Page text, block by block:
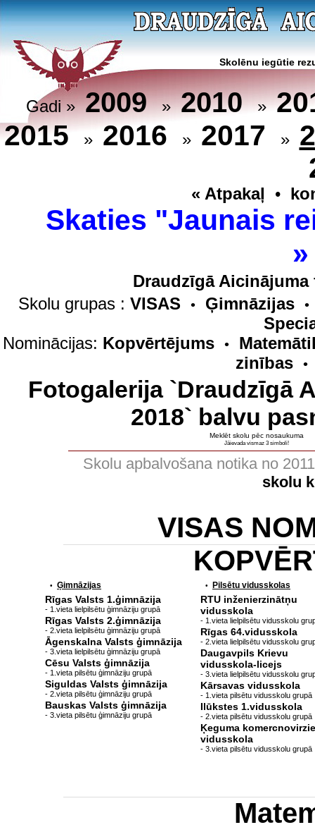
Skolēnu iegūtie
Gadi »2009 »2010 »
2015
» 2016 » 2017 »
« Atpakaļ •
Skaties "Jaunais
Draudzīgā
Skolu grupas : VISAS • Ģimnāzijas •
Nominācijas: Kopvērtējums •
zinības
•
Fotogalerija `Draudzīgā
2018` balvu
Meklēt skolu pēc nosaukuma
Jāievada vismaz 3 simboli!
Skolu apbalvošana notika no
skolu
VISAS
• Ģimnāzijas
Rīgas Valsts 1.ģimnāzija
- 1.vieta lielpilsētu ģimnāziju grupā
Rīgas Valsts 2.ģimnāzija
- 2.vieta lielpilsētu ģimnāziju grupā
Āgenskalna Valsts ģimnāzija
- 3.vieta lielpilsētu ģimnāziju grupā
Cēsu Valsts ģimnāzija
- 1.vieta pilsētu ģimnāziju grupā
Siguldas Valsts ģimnāzija
- 2.vieta pilsētu ģimnāziju grupā
Bauskas Valsts ģimnāzija
- 3.vieta pilsētu ģimnāziju grupā
• Pilsētu vidusskolas
RTU inženierzinātņu
vidusskola
- 1.vieta lielpilsētu vidusskolu
Rīgas 64.vidusskola
- 2.vieta lielpilsētu vidusskolu
Daugavpils Krievu
vidusskola-licejs
- 3.vieta lielpilsētu vidusskolu
Kārsavas vidusskola
- 1.vieta pilsētu vidusskolu grupā
Ilūkstes 1.vidusskola
- 2.vieta pilsētu vidusskolu grupā
Ķeguma
vidusskola
- 3.vieta pilsētu vidusskolu grupā